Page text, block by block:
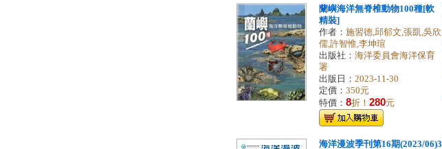
蘭嶼海洋無脊椎動物100種[軟
精裝]
作者： 施習德,邱郁文,張凱,吳欣
儒,許智惟,李坤瑄
出版社： 海洋委員會海洋保育
署
出版日： 2023-11-30
定價： 350元
特價： 8折！ 280元
海洋漫波季刊第16期(2023/06)3